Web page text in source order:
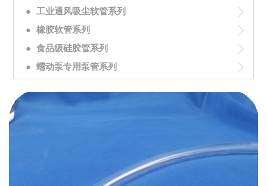
● 工业通风吸尘软管系列
● 橡胶软管系列
● 食品级硅胶管系列
● 蠕动泵专用泵管系列